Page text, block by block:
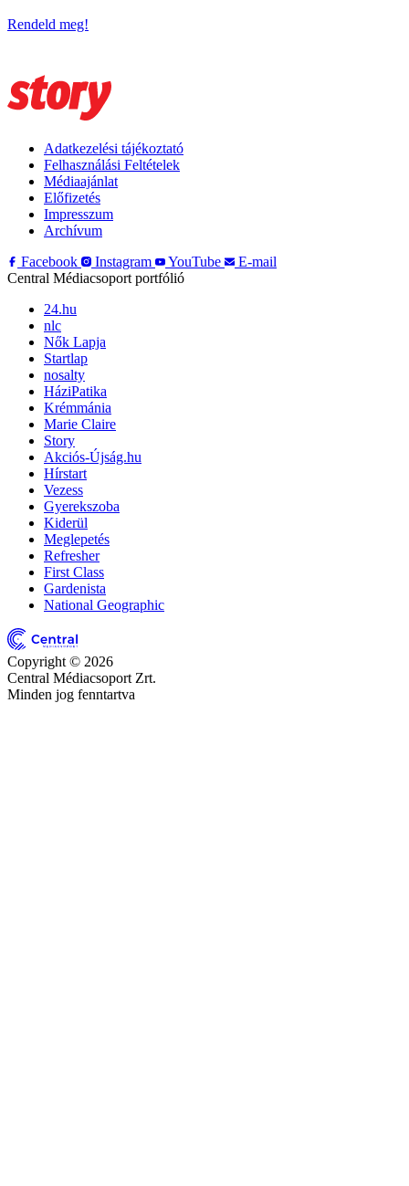
Rendeld meg!
Adatkezelési tájékoztató
Felhasználási Feltételek
Médiaajánlat
Előfizetés
Impresszum
Archívum
Facebook
Instagram YouTube
E-mail
Central Médiacsoport portfólió
24.hu
nlc
Nők Lapja
Startlap
nosalty
HáziPatika
Krémmánia
Marie Claire
Story
Akciós-Újság.hu
Hírstart
Vezess
Gyerekszoba
Kiderül
Meglepetés
Refresher
First Class
Gardenista
National Geographic
Copyright © 2026
Central Médiacsoport Zrt.
Minden jog fenntartva